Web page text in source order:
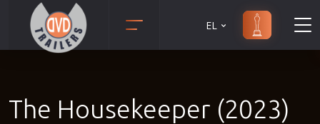
Αισθηματικές
EL
The Housekeeper (2023)